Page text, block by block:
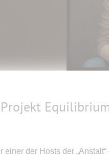
Equilibrium
der Hosts der